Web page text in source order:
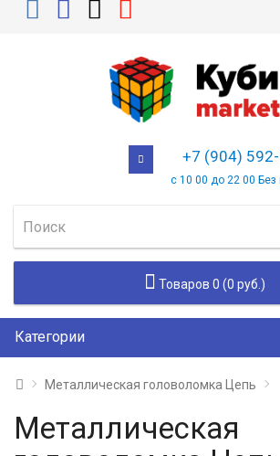
+7 (904)
с 10 00 до 22 00
Товаров 0 (0 руб.)
Категории
Металлическая головоломка Цепь
Металлическая